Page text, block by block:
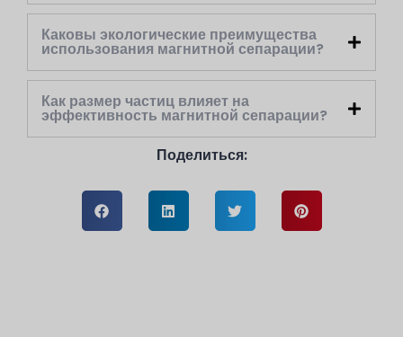
Каковы экологические преимущества
использования магнитной сепарации?
Как размер частиц влияет на
эффективность магнитной сепарации?
Поделиться: